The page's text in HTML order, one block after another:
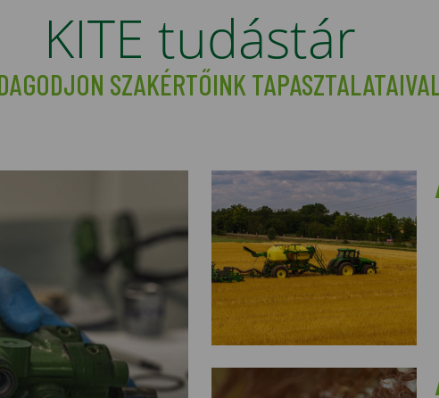
KITE tudástár
SZAKÉRTŐINK TAPASZTALATAIVAL